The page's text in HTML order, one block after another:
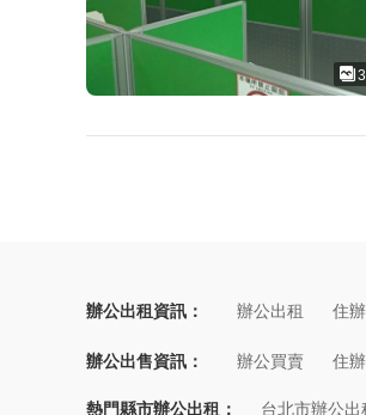
3
辦公出租資訊： 辦公出租 住
辦公出售資訊： 辦公買賣 住
熱門縣市辦公出租： 台北市辦公出